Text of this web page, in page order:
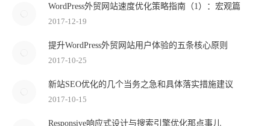
WordPress外贸网站速度优化策略指南（1）：宏观篇
2017-12-19
提升WordPress外贸网站用户体验的五条核心原则
2017-10-25
新站SEO优化的几个当务之急和具体落实措施建议
2017-10-15
Responsive响应式设计与搜索引擎优化那点事儿